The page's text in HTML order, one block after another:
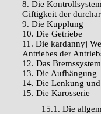
8. Die
Giftigkeit der
9. Die Kupplung
10. Die Getriebe
11. Die kardannyj
Antriebes der
12. Das Bremssystem
13. Die Aufhängung
14. Die Lenkung
15. Die Karosserie
15.1. Die